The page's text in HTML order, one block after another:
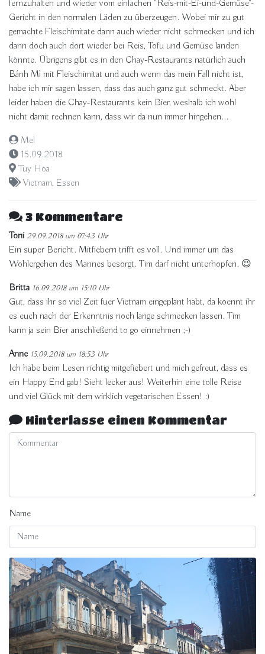
fernzuhalten und wieder vom einfachen "Reis-mit-Ei-und-Gemüse"-
Gericht in den normalen Läden zu überzeugen. Wobei mir zu gut
gemachte Fleischimitate dann auch wieder nicht schmecken und ich
dann doch auch dort wieder bei Reis, Tofu und Gemüse landen
könnte. Übrigens gibt es in den Chay-Restaurants natürlich auch
Bánh Mì mit Fleischimitat und auch wenn das mein Fall nicht ist,
habe ich mir sagen lassen, dass das auch ganz gut schmeckt. Aber
leider haben die Chay-Restaurants kein Bier, weshalb ich wohl
nicht damit rechnen kann, dass wir da nun immer hingehen...
Mel
15.09.2018
Tuy Hoa
Vietnam, Essen
3 Kommentare
Toni 29.09.2018 um 07:43 Uhr
Ein super Bericht. Mitfiebern trifft es voll. Und immer um das
Wohlergehen des Mannes besorgt. Tim darf nicht unterhopfen. 😉
Britta 16.09.2018 um 15:10 Uhr
Gut, dass ihr so viel Zeit fuer Vietnam eingeplant habt, da koennt ihr
es euch nach der Erkenntnis noch lange schmecken lassen. Tim
kann ja sein Bier anschließend to go einnehmen ;-)
Anne 15.09.2018 um 18:53 Uhr
Ich habe beim Lesen richtig mitgefiebert und mich gefreut, dass es
ein Happy End gab! Sieht lecker aus! Weiterhin eine tolle Reise
und viel Glück mit dem wirklich vegetarischen Essen! :)
Hinterlasse einen Kommentar
Name